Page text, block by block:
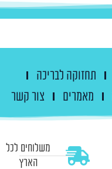
תחזוקה לבריכה
מאמרים צור קשר
משלוחים לכל
הארץ